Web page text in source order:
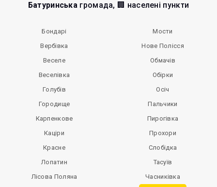
Батуринська громада, 🏢 населені пункти
Бондарі
Вербівка
Веселе
Веселівка
Голубів
Городище
Карпенкове
Каціри
Красне
Лопатин
Лісова Поляна
Мости
Нове Полісся
Обмачів
Обірки
Осіч
Пальчики
Пирогівка
Прохори
Слобідка
Тасуїв
Часниківка